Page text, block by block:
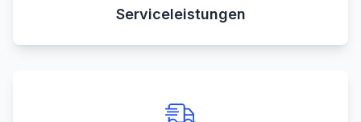
Serviceleistungen